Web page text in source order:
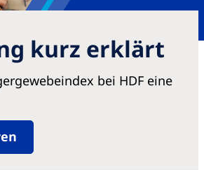
kurz erklärt
bei HDF eine